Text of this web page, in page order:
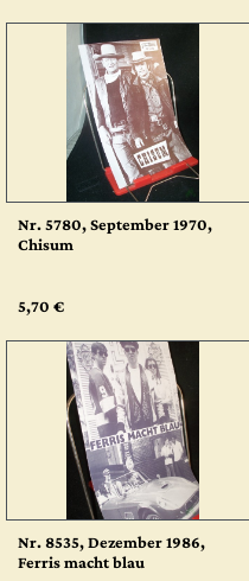
Nr. 5780, September 1970,
Chisum
5,70 €
Nr. 8535, Dezember 1986,
Ferris macht blau